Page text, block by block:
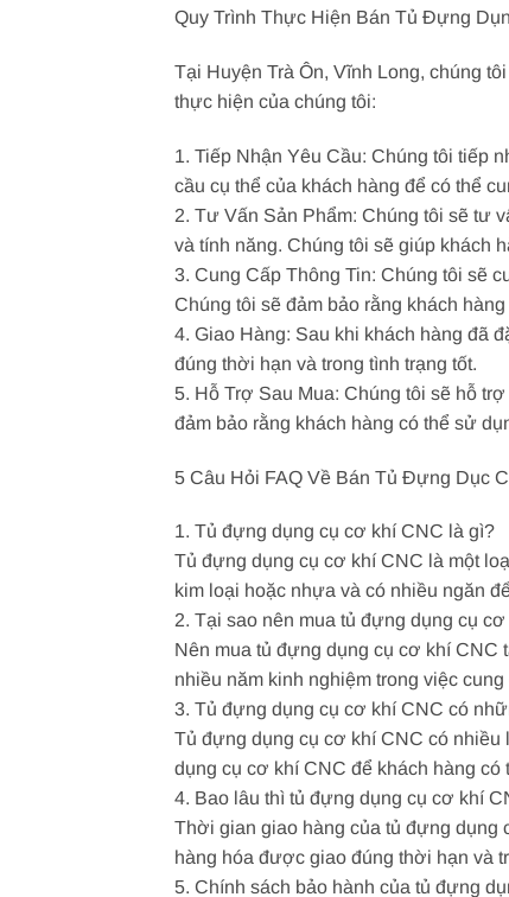
Quy Trình Thực Hiện Bán Tủ Đựng
Tại Huyện Trà Ôn, Vĩnh Long, chúng
thực hiện của chúng tôi:
1. Tiếp Nhận Yêu Cầu: Chúng tôi tiếp
cầu cụ thể của khách hàng để có thể
2. Tư Vấn Sản Phẩm: Chúng tôi sẽ tư
và tính năng. Chúng tôi sẽ giúp khách
3. Cung Cấp Thông Tin: Chúng tôi sẽ
Chúng tôi sẽ đảm bảo rằng khách
4. Giao Hàng: Sau khi khách hàng đã
đúng thời hạn và trong tình trạng tốt.
5. Hỗ Trợ Sau Mua: Chúng tôi sẽ hỗ
đảm bảo rằng khách hàng có thể sử
5 Câu Hỏi FAQ Về Bán Tủ Đựng Dục
1. Tủ đựng dụng cụ cơ khí CNC là gì?
Tủ đựng dụng cụ cơ khí CNC là một
kim loại hoặc nhựa và có nhiều ngăn
2. Tại sao nên mua tủ đựng dụng cụ
Nên mua tủ đựng dụng cụ cơ khí CNC
nhiều năm kinh nghiệm trong việc
3. Tủ đựng dụng cụ cơ khí CNC có
Tủ đựng dụng cụ cơ khí CNC có nhiều
dụng cụ cơ khí CNC để khách hàng
4. Bao lâu thì tủ đựng dụng cụ cơ khí
Thời gian giao hàng của tủ đựng dụng
hàng hóa được giao đúng thời hạn và
5. Chính sách bảo hành của tủ đựng